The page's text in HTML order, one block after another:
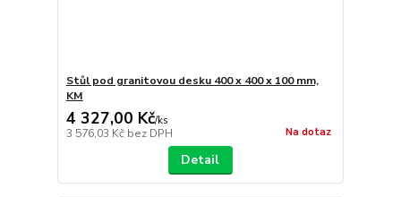
Stůl pod granitovou desku 400 x 400 x 100 mm,
KM
4 327,00 Kč/ks
3 576,03 Kč bez DPH Na dotaz
Detail